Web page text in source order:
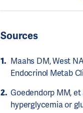
Sources
Maahs DM, West
Endocrinol Metab
Goedendorp MM,
hyperglycemia or